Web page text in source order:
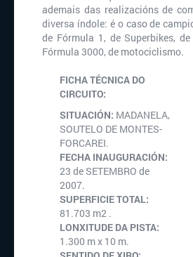
ademais das realizacións de
diversa índole: é o caso de
de Fórmula 1, de Superbikes,
Fórmula 3000, de motociclismo.
FICHA TÉCNICA DO
CIRCUITO:
SITUACIÓN: MADANELA,
SOUTELO DE MONTES-
FORCAREI.
FECHA INAUGURACIÓN:
23 de SETEMBRO de
2007.
SUPERFICIE TOTAL:
81.703 m2 .
LONXITUDE DA PISTA:
1.300 m x 10 m.